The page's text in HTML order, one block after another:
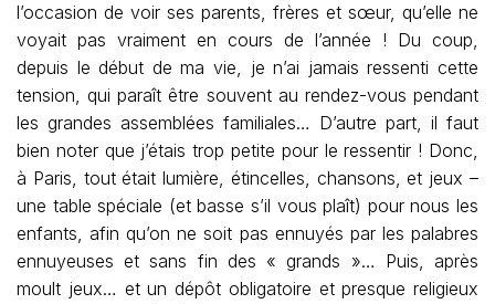
l’occasion de voir ses parents, frères et sœur, qu’elle ne
voyait pas vraiment en cours de l’année ! Du coup,
depuis le début de ma vie, je n’ai jamais ressenti cette
tension, qui paraît être souvent au rendez-vous pendant
les grandes assemblées familiales… D’autre part, il faut
bien noter que j’étais trop petite pour le ressentir ! Donc,
à Paris, tout était lumière, étincelles, chansons, et jeux –
une table spéciale (et basse s’il vous plaît) pour nous les
enfants, afin qu’on ne soit pas ennuyés par les palabres
ennuyeuses et sans fin des « grands »… Puis, après
moult jeux… et un dépôt obligatoire et presque religieux